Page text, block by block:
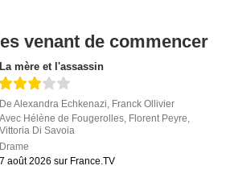
venant de commencer
La mère et l'assassin
DeAlexandra Echkenazi, Franck Ollivier
Avec Hélène de Fougerolles, Florent Peyre,
Vittoria Di Savoia
Drame
7 août 2026 sur France.TV